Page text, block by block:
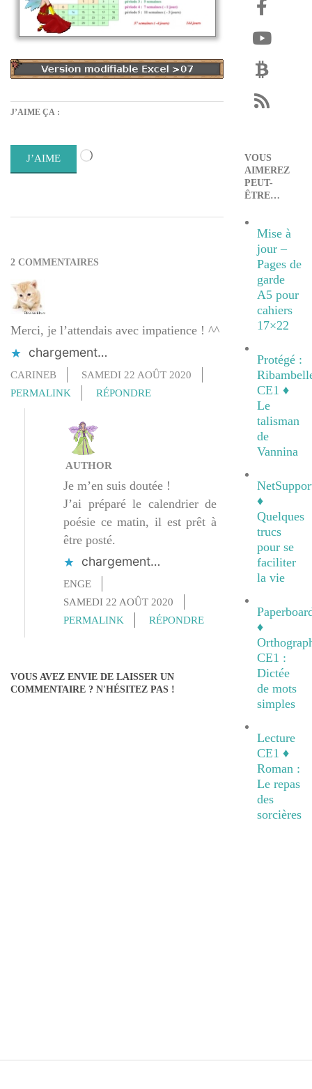
J’AIME ÇA :
J’AIME
Chargement…
22
2 COMMENTAIRES
Merci, je l’attendais avec impatience ! ^^
chargement…
CARINEB
SAMEDI 22 AOÛT 2020
PERMALINK
RÉPONDRE
AUTHOR
Je m’en suis doutée !
J’ai préparé le calendrier de
poésie ce matin, il est prêt à
être posté.
chargement…
ENGE
SAMEDI 22 AOÛT 2020
PERMALINK
RÉPONDRE
VOUS AVEZ ENVIE DE LAISSER UN
COMMENTAIRE ? N'HÉSITEZ PAS !
VOUS
AIMEREZ
PEUT-
ÊTRE…
Mise à
jour –
Pages de
garde
A5 pour
cahiers
17×22
Protégé :
CE1 ♦
Le
talisman
de
Vannina
♦
Quelques
trucs
pour se
faciliter
la vie
♦
CE1 :
Dictée
de mots
simples
Lecture
CE1 ♦
Roman :
Le repas
des
sorcières